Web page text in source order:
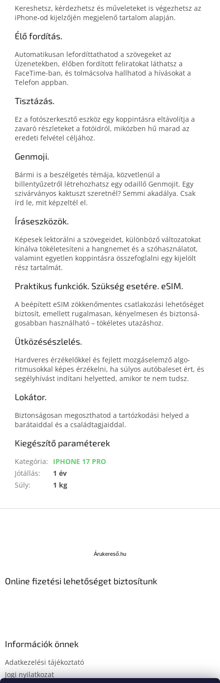
Kereshetsz, kérdezhetsz és műveleteket is végezhetsz az
iPhone‑od kijelzőjén megjelenő tartalom alapján.
Élő fordítás.
Automatikusan lefordíttathatod a szövegeket az
Üzenetekben, élőben fordított feliratokat láthatsz a
FaceTime-ban, és tolmácsolva hallhatod a hívásokat a
Telefon appban.
Tisztázás.
Ez a fotószerkesztő eszköz egy koppintásra eltávolítja a
zavaró részleteket a fotóidról, miközben hű marad az
eredeti felvétel céljához.
Genmoji.
Bármi is a beszélgetés témája, közvetlenül a
billentyűzetről létrehozhatsz egy odaillő Genmojit. Egy
szivárványos kaktuszt szeretnél? Semmi akadálya. Csak
írd le, mit képzeltél el.
Íráseszközök.
Képesek lektorálni a szövegeidet, különböző változatokat
kínálva tökéletesíteni a hangnemet és a szóhasználatot,
valamint egyetlen koppintásra összefoglalni egy kijelölt
rész tartalmát.
Praktikus funkciók. Szükség esetére. eSIM.
A beépített eSIM zökkenő­mentes csatlakozási lehetőséget
biztosít, emellett rugalmasan, kényelmesen és biztonsá­
go­sabban használható – tökéletes utazáshoz.
Ütközésészlelés.
Hardveres érzékelőkkel és fejlett mozgás­elemző algo­
ritmusok­kal képes érzékelni, ha súlyos autóbaleset ért, és
segélyhívást indítani helyetted, amikor te nem tudsz.
Lokátor.
Biztonságosan megoszthatod a tartózkodási helyed a
barátaiddal és a családtagjaiddal.
Kiegészítő paraméterek
Kategória:
IPHONE 17 PRO
Jótállás:
1 év
Súly: 1 kg
r
Árukereső.hu
Online fizetési lehetőséget biztosítunk
Információk önnek
Adatkezelési tájékoztató
Jogi nyilatkozat